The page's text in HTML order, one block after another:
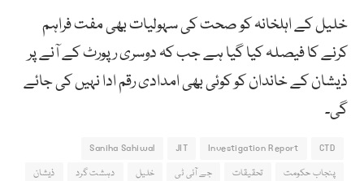
خلیل کے اہلخانہ کو صحت کی سہولیات بھی مفت فراہم
کرنے کا فیصلہ کیا گیا ہے جب کہ دوسری رپورٹ کے آنے پر
ذیشان کے خاندان کو کوئی بھی امدادی رقم ادا نہیں کی جائے
گی۔
CTD
Investigation Report
JIT
Saniha Sahiwal
پنجاب حکومت
تحقیقات جے آئی ٹی خلیل دہشت گرد
ذیشان